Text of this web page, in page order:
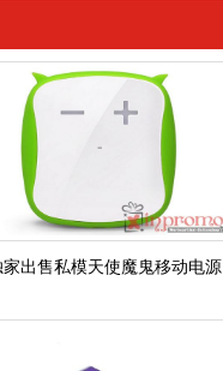
出售私模天使魔鬼移动电源